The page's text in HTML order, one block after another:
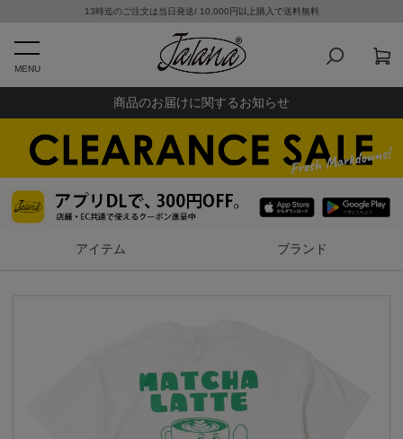
13時迄のご注文は当日発送/ 10,000円以上購入で送料無料
MENU
商品のお届けに関するお知らせ
アイテム ブランド